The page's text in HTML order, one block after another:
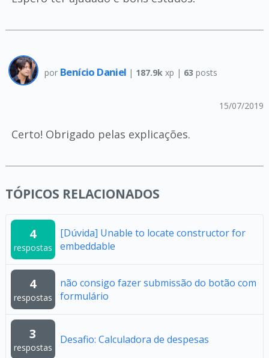
por Benício Daniel | 187.9k xp | 63 posts
15/07/2019
Certo! Obrigado pelas explicações.
TÓPICOS RELACIONADOS
4
respostas
[Dúvida] Unable to locate constructor for
embeddable
4
respostas
não consigo fazer submissão do botão com
formulário
3
respostas
Desafio: Calculadora de despesas